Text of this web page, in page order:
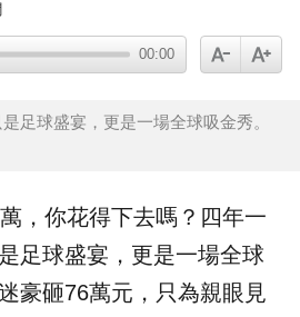
00:00
足球盛宴，更是一場全球吸金秀。
，你花得下去嗎？四年一
足球盛宴，更是一場全球
豪砸76萬元，只為親眼見